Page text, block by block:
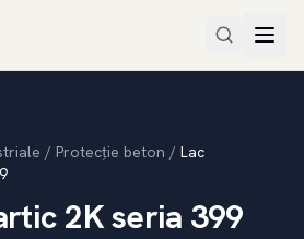
/ Protecție beton / Lac
2K seria 399